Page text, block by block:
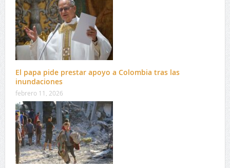
El papa pide prestar apoyo a Colombia tras las
inundaciones
febrero 11, 2026